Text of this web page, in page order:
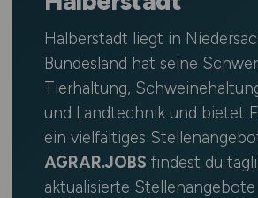
Halberstadt liegt in
Bundesland hat seine
Tierhaltung,
und Landtechnik und bietet
ein vielfältiges
AGRAR.JOBS findest du
aktualisierte